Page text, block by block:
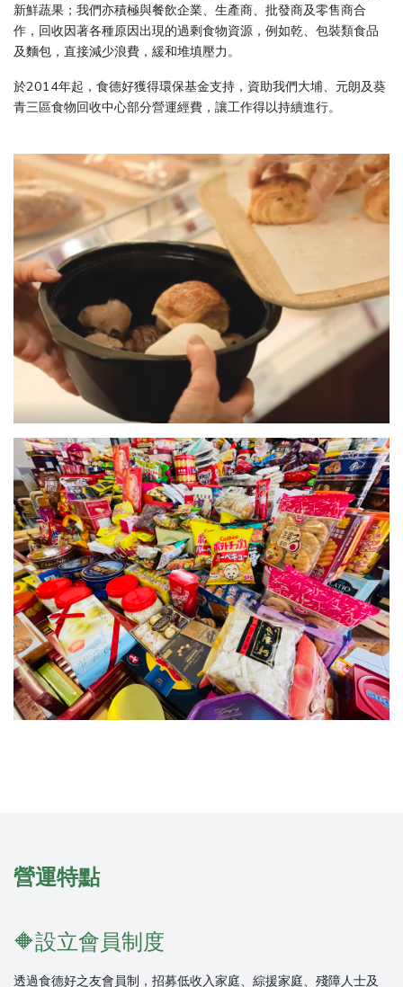
新鮮蔬果；我們亦積極與餐飲企業、生產商、批發商及零售商合
作，回收因著各種原因出現的過剩食物資源，例如乾、包裝類食品
及麵包，直接減少浪費，緩和堆填壓力。
於2014年起，食德好獲得環保基金支持，資助我們大埔、元朗及葵
青三區食物回收中心部分營運經費，讓工作得以持續進行。
營運特點
🔶設立會員制度
透過食德好之友會員制，招募低收入家庭、綜援家庭、殘障人士及